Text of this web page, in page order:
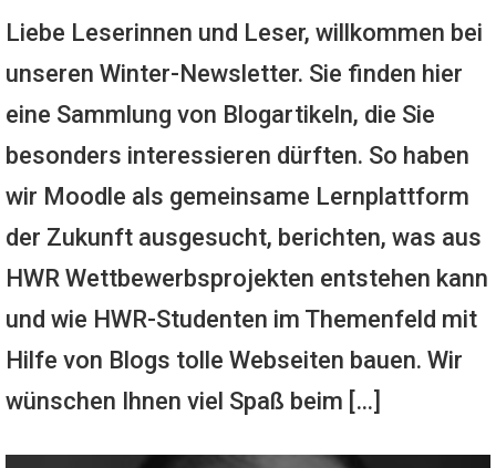
Liebe Leserinnen und Leser, willkommen bei
unseren Winter-Newsletter. Sie finden hier
eine Sammlung von Blogartikeln, die Sie
besonders interessieren dürften. So haben
wir Moodle als gemeinsame Lernplattform
der Zukunft ausgesucht, berichten, was aus
HWR Wettbewerbsprojekten entstehen kann
und wie HWR-Studenten im Themenfeld mit
Hilfe von Blogs tolle Webseiten bauen. Wir
wünschen Ihnen viel Spaß beim […]